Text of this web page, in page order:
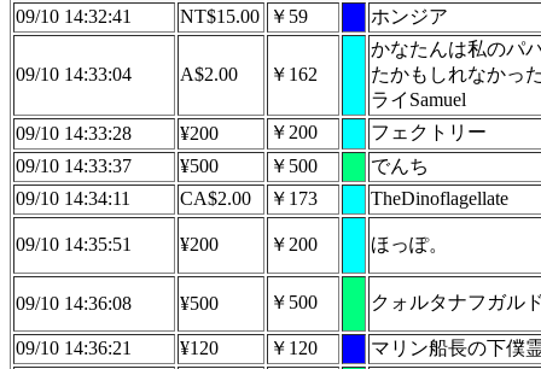
09/10 14:32:41 NT$15.00 ￥59 ホンジア
09/10 14:33:04 A$2.00 ￥162
かなたんは私のパ
たかもしれなかっ
ライSamuel
09/10 14:33:28
¥200 ￥200
フェクトリー
09/10 14:33:37
¥500 ￥500
でんち
09/10 14:34:11
CA$2.00 ￥173 TheDinoflagellate
09/10 14:35:51 ¥200 ￥200 ほっぽ。
09/10 14:36:08 ¥500 ￥500 クォルタナフガル
09/10 14:36:21 ¥120 ￥120
マリン船長の下僕